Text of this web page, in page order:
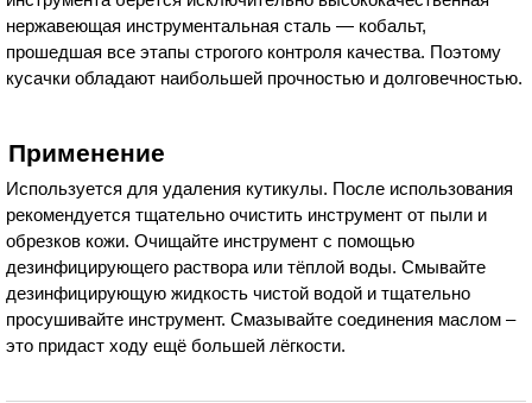
нержавеющая инструментальная сталь — кобальт,
прошедшая все этапы строгого контроля качества. Поэтому
кусачки обладают наибольшей прочностью и долговечностью.
Применение
Используется для удаления кутикулы. После использования
рекомендуется тщательно очистить инструмент от пыли и
обрезков кожи. Очищайте инструмент с помощью
дезинфицирующего раствора или тёплой воды. Смывайте
дезинфицирующую жидкость чистой водой и тщательно
просушивайте инструмент. Смазывайте соединения маслом –
это придаст ходу ещё большей лёгкости.